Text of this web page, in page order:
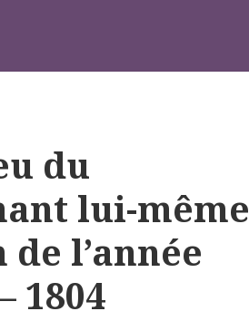
du
lui-même
l’année
1804